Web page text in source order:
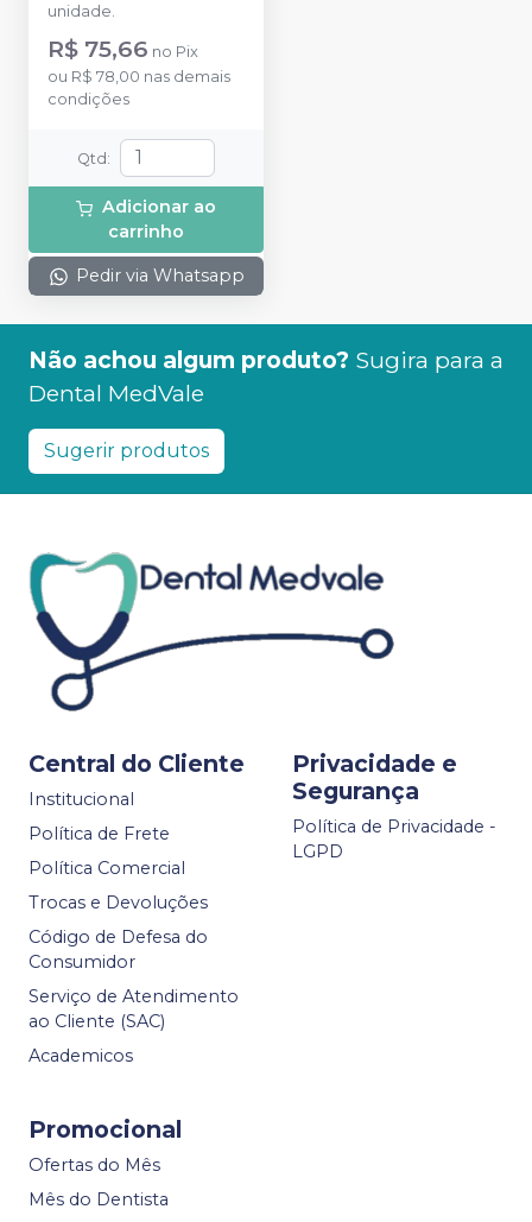
unidade.
R$ 75,66 no Pix
ou R$ 78,00 nas demais
condições
Qtd :
Adicionar ao
carrinho
Pedir via Whatsapp
Não achou algum produto? Sugira para a
Dental MedVale
Sugerir produtos
Central do Cliente
Institucional
Política de Frete
Política Comercial
Trocas e Devoluções
Código de Defesa do
Consumidor
Serviço de Atendimento
ao Cliente (SAC)
Academicos
Privacidade e
Segurança
Política de Privacidade -
LGPD
Promocional
Ofertas do Mês
Mês do Dentista